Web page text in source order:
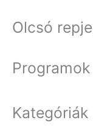
Olcsó
Programok
Kategóriák